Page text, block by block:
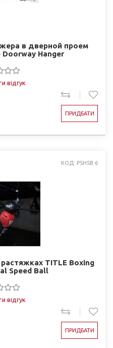
в дверной проем
Hanger
відгук
ПРИДБАТИ
КОД: PSHSB 6
TITLE Boxing
Speed Ball
відгук
ПРИДБАТИ